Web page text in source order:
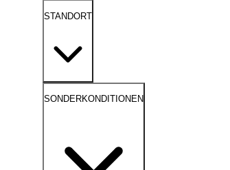
STANDORT
SONDERKONDITIONEN